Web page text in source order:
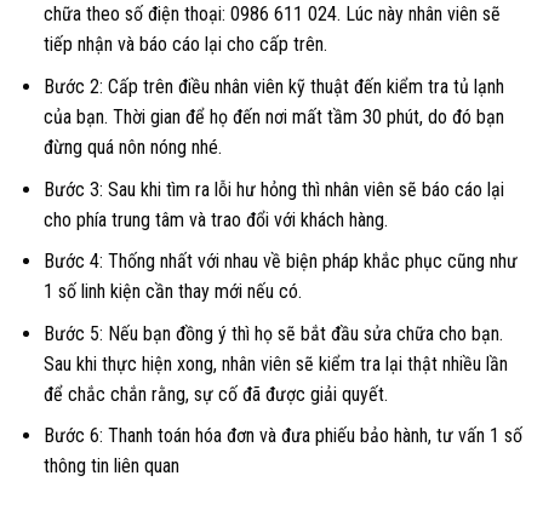
chữa theo số điện thoại: 0986 611 024. Lúc này nhân viên sẽ
tiếp nhận và báo cáo lại cho cấp trên.
Bước 2: Cấp trên điều nhân viên kỹ thuật đến kiểm tra tủ lạnh
của bạn. Thời gian để họ đến nơi mất tầm 30 phút, do đó bạn
đừng quá nôn nóng nhé.
Bước 3: Sau khi tìm ra lỗi hư hỏng thì nhân viên sẽ báo cáo lại
cho phía trung tâm và trao đổi với khách hàng.
Bước 4: Thống nhất với nhau về biện pháp khắc phục cũng như
1 số linh kiện cần thay mới nếu có.
Bước 5: Nếu bạn đồng ý thì họ sẽ bắt đầu sửa chữa cho bạn.
Sau khi thực hiện xong, nhân viên sẽ kiểm tra lại thật nhiều lần
để chắc chắn rằng, sự cố đã được giải quyết.
Bước 6: Thanh toán hóa đơn và đưa phiếu bảo hành, tư vấn 1 số
thông tin liên quan